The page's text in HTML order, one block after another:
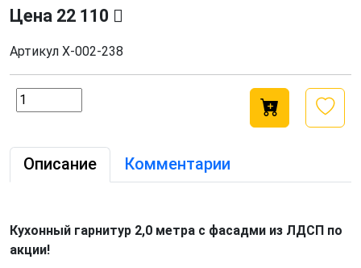
Цена 22 110
Артикул Х-002-238
Описание Комментарии
Кухонный гарнитур 2,0 метра с фасадми из ЛДСП по
акции!